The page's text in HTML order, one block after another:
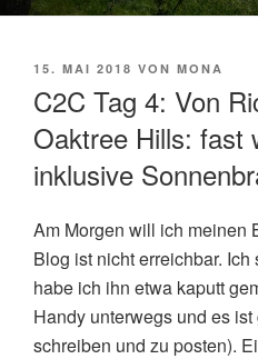
VERÖFFENTLICHT
15. MAI 2018 VON MONA
C2C Tag 4: Von
Oaktree Hills: fast
inklusive
Am Morgen will ich meinen
Blog ist nicht erreichbar.
habe ich ihn etwa kaputt
Handy unterwegs und es
schreiben und zu posten).